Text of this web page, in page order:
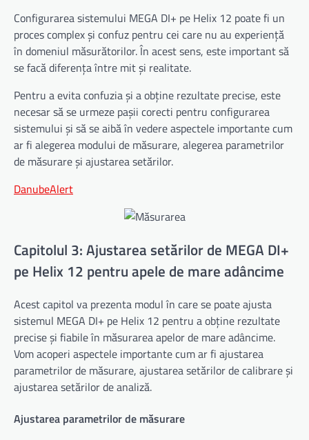
Configurarea sistemului MEGA DI+ pe Helix 12 poate fi un
proces complex și confuz pentru cei care nu au experiență
în domeniul măsurătorilor. În acest sens, este important să
se facă diferența între mit și realitate.
Pentru a evita confuzia și a obține rezultate precise, este
necesar să se urmeze pașii corecti pentru configurarea
sistemului și să se aibă în vedere aspectele importante cum
ar fi alegerea modului de măsurare, alegerea parametrilor
de măsurare și ajustarea setărilor.
DanubeAlert
Capitolul 3: Ajustarea setărilor de MEGA DI+
pe Helix 12 pentru apele de mare adâncime
Acest capitol va prezenta modul în care se poate ajusta
sistemul MEGA DI+ pe Helix 12 pentru a obține rezultate
precise și fiabile în măsurarea apelor de mare adâncime.
Vom acoperi aspectele importante cum ar fi ajustarea
parametrilor de măsurare, ajustarea setărilor de calibrare și
ajustarea setărilor de analiză.
Ajustarea parametrilor de măsurare